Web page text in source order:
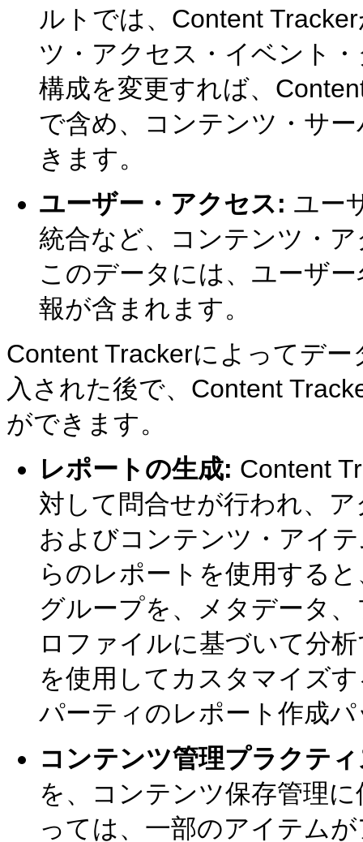
ルトでは、Content
ツ・アクセス・イベント
構成を変更すれば、
で含め、コンテンツ・サ
きます。
ユーザー・アクセス: ユー
統合など、コンテンツ・
このデータには、ユーザ
報が含まれます。
Content Trackerによってデ
入された後で、Content
ができます。
レポートの生成: Content
対して問合せが行われ、
およびコンテンツ・アイ
らのレポートを使用する
グループを、メタデータ
ロファイルに基づいて分
を使用してカスタマイズ
パーティのレポート作成
コンテンツ管理プラクテ
を、コンテンツ保存管理
っては、一部のアイテム